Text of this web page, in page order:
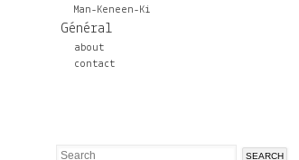
Man-Keneen-Ki
Général
about
contact
Search